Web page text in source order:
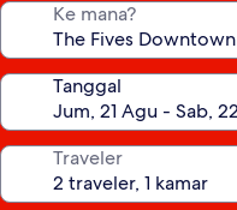
Ke mana?
Tanggal
Traveler